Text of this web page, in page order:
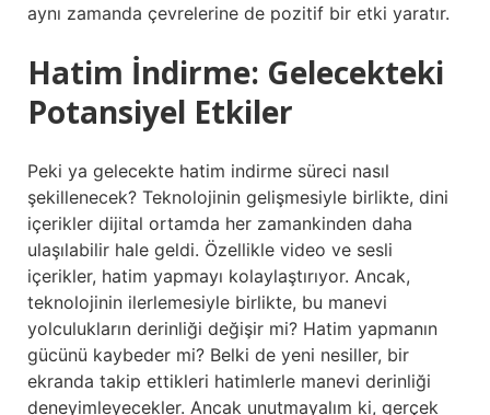
aynı zamanda çevrelerine de pozitif bir etki yaratır.
Hatim İndirme: Gelecekteki
Potansiyel Etkiler
Peki ya gelecekte hatim indirme süreci nasıl
şekillenecek? Teknolojinin gelişmesiyle birlikte, dini
içerikler dijital ortamda her zamankinden daha
ulaşılabilir hale geldi. Özellikle video ve sesli
içerikler, hatim yapmayı kolaylaştırıyor. Ancak,
teknolojinin ilerlemesiyle birlikte, bu manevi
yolculukların derinliği değişir mi? Hatim yapmanın
gücünü kaybeder mi? Belki de yeni nesiller, bir
ekranda takip ettikleri hatimlerle manevi derinliği
deneyimleyecekler. Ancak unutmayalım ki, gerçek